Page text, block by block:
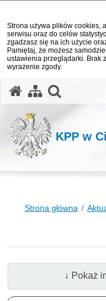
Strona używa plików cookies,
serwisu oraz do celów
zgadzasz się na ich użycie
Pamiętaj, że możesz
ustawienia przeglądarki. Brak
wyrażenie zgody.
KPP w
Strona główna
↓ Pokaż